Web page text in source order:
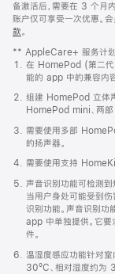
备激活后，需要在 3 个月
账户仅可享受一次优惠。
款。
窗
口
中
打
开)
** AppleCare+ 服务计划
在 HomePod (第二代
能的 app 中的兼容内
组建 HomePod 立体
HomePod mini、两
需要使用多部
的扬声器。
需要使用支持
声音识别功能可检测到
当用户身处可能受到伤
识别功能。声音识别功
app 中单独提供。它
件。
温湿度感应功能针对
30ºC、相对湿度约为